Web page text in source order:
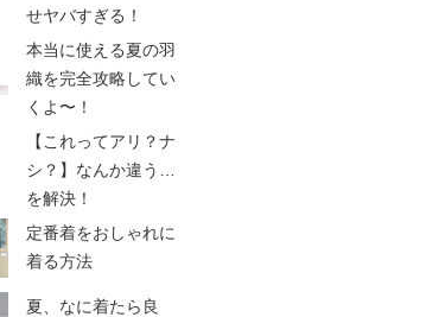
せヤバすぎる！
本当に使える夏の羽
織を完全攻略してい
くよ〜！
【これってアリ？ナ
シ？】なんか違う…
を解決！
定番着をおしゃれに
着る方法
夏、なに着たら良